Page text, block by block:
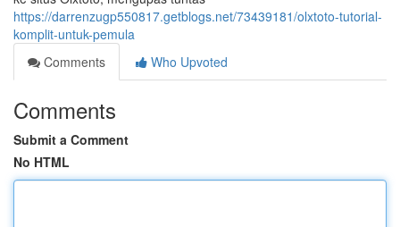
https://darrenzugp550817.getblogs.net/73439181/olxtoto-tutorial-
komplit-untuk-pemula
Comments
Who Upvoted
Comments
Submit a Comment
No HTML